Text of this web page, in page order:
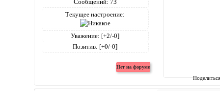
Сообщений: 73
Текущее настроение:
Уважение: [+2/-0]
Позитив: [+0/-0]